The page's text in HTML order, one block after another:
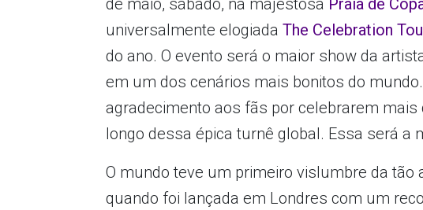
de maio, sábado, na majestosa Praia de
universalmente elogiadaThe Celebration
do ano. O evento será o maior show da
em um dos cenários mais bonitos do
agradecimento aos fãs por celebrarem
longo dessa épica turnê global. Essa será a
O mundo teve um primeiro vislumbre da
quando foi lançada em Londres com um